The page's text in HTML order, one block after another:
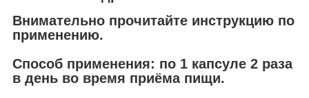
Внимательно прочитайте инструкцию по
применению.
Способ применения: по 1 капсуле 2 раза
в день во время приёма пищи.